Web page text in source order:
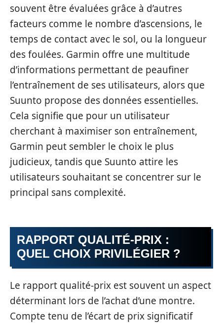
souvent être évaluées grâce à d’autres
facteurs comme le nombre d’ascensions, le
temps de contact avec le sol, ou la longueur
des foulées. Garmin offre une multitude
d’informations permettant de peaufiner
l’entraînement de ses utilisateurs, alors que
Suunto propose des données essentielles.
Cela signifie que pour un utilisateur
cherchant à maximiser son entraînement,
Garmin peut sembler le choix le plus
judicieux, tandis que Suunto attire les
utilisateurs souhaitant se concentrer sur le
principal sans complexité.
RAPPORT QUALITÉ-PRIX :
QUEL CHOIX PRIVILÉGIER ?
Le rapport qualité-prix est souvent un aspect
déterminant lors de l’achat d’une montre.
Compte tenu de l’écart de prix significatif